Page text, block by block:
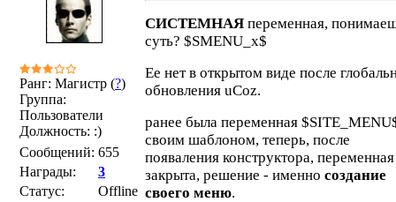
Ранг: Магистр (?)
Группа:
Пользователи
Должность: :)
Сообщений: 655
Награды:
3
Статус:
Offline
СИСТЕМНАЯ переменная,
суть? $SMENU_x$
Ее нет в открытом виде после
обновления uCoz.
ранее была переменная
своим шаблоном, теперь, после
появаления конструктора, переменная
закрыта, решение - именно создание
своего меню.